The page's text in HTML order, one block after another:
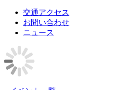
交通アクセス
お問い合わせ
ニュース